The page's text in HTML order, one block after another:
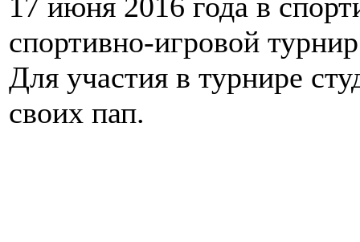
спортивно-игровой
Для участия в турнире
своих пап.